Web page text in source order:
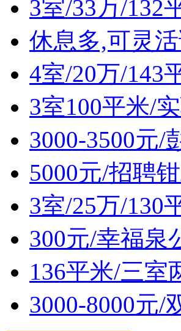
3室/33万/132
休息多,可灵
4室/20万/143
3室100平米/
3000-3500元/
5000元/招聘
3室/25万/130
300元/幸福泉
136平米/三室
3000-8000元/